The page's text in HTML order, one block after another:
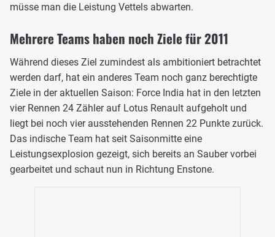
müsse man die Leistung Vettels abwarten.
Mehrere Teams haben noch Ziele für 2011
Während dieses Ziel zumindest als ambitioniert betrachtet
werden darf, hat ein anderes Team noch ganz berechtigte
Ziele in der aktuellen Saison: Force India hat in den letzten
vier Rennen 24 Zähler auf Lotus Renault aufgeholt und
liegt bei noch vier ausstehenden Rennen 22 Punkte zurück.
Das indische Team hat seit Saisonmitte eine
Leistungsexplosion gezeigt, sich bereits an Sauber vorbei
gearbeitet und schaut nun in Richtung Enstone.